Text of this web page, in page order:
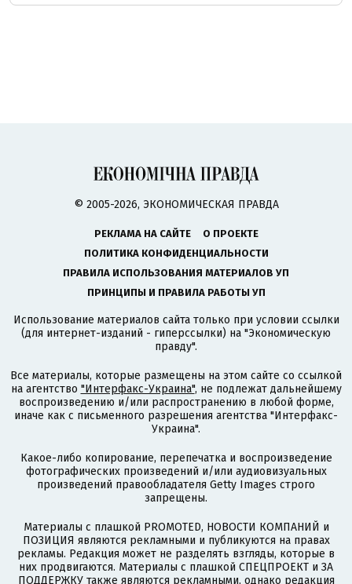
© 2005-2026, ЭКОНОМИЧЕСКАЯ ПРАВДА
РЕКЛАМА НА САЙТЕ
О ПРОЕКТЕ
ПОЛИТИКА КОНФИДЕНЦИАЛЬНОСТИ
ПРАВИЛА ИСПОЛЬЗОВАНИЯ МАТЕРИАЛОВ УП
ПРИНЦИПЫ И ПРАВИЛА РАБОТЫ УП
Использование материалов сайта только при условии ссылки
(для интернет-изданий - гиперссылки) на "Экономическую
правду".
Все материалы, которые размещены на этом сайте со ссылкой
на агентство "Интерфакс-Украина", не подлежат дальнейшему
воспроизведению и/или распространению в любой форме,
иначе как с письменного разрешения агентства "Интерфакс-
Украина".
Какое-либо копирование, перепечатка и воспроизведение
фотографических произведений и/или аудиовизуальных
произведений правообладателя Getty Images строго
запрещены.
Материалы с плашкой PROMOTED, НОВОСТИ КОМПАНИЙ и
ПОЗИЦИЯ являются рекламными и публикуются на правах
рекламы. Редакция может не разделять взгляды, которые в
них продвигаются. Материалы с плашкой СПЕЦПРОЕКТ и ЗА
ПОДДЕРЖКУ также являются рекламными, однако редакция